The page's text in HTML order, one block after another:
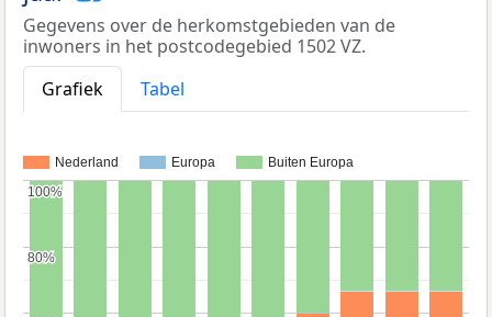
Gegevens over de herkomstgebieden van de
inwoners in het postcodegebied 1502 VZ.
Grafiek
Tabel
Nederland Europa Buiten Europa
80%
80%
100%
100%